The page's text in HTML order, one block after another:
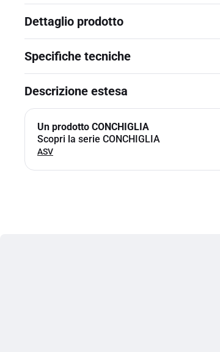
Dettaglio prodotto
Specifiche tecniche
Descrizione estesa
Un prodotto CONCHIGLIA
Scopri la serie CONCHIGLIA
ASV